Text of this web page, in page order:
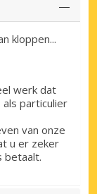
kloppen...
werk dat
als particulier
van onze
u er zeker
betaalt.